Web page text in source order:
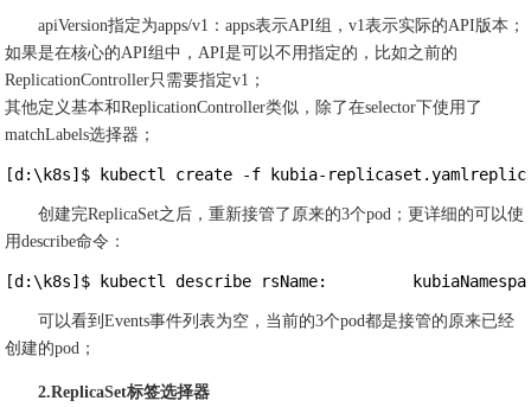
apiVersion指定为apps/v1：apps表示API组，v1表示实际的API版本；
如果是在核心的API组中，API是可以不用指定的，比如之前的
ReplicationController只需要指定v1；
其他定义基本和ReplicationController类似，除了在selector下使用了
matchLabels选择器；
[d:\k8s]$ kubectl create -f kubia-
创建完ReplicaSet之后，重新接管了原来的3个pod；更详细的可以使
用describe命令：
[d:\k8s]$ kubectl describe rsName:
可以看到Events事件列表为空，当前的3个pod都是接管的原来已经
创建的pod；
2.ReplicaSet标签选择器